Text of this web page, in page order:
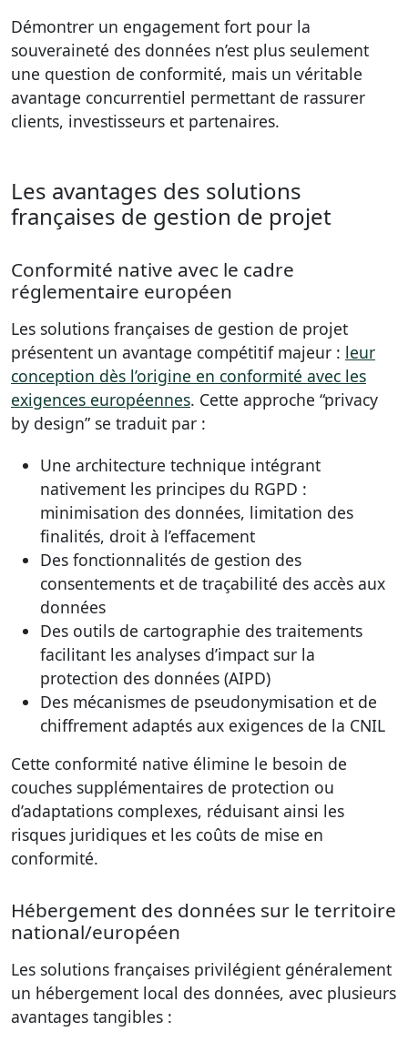
Démontrer un engagement fort pour la
souveraineté des données n’est plus seulement
une question de conformité, mais un véritable
avantage concurrentiel permettant de rassurer
clients, investisseurs et partenaires.
Les avantages des solutions
françaises de gestion de projet
Conformité native avec le cadre
réglementaire européen
Les solutions françaises de gestion de projet
présentent un avantage compétitif majeur : leur
conception dès l’origine en conformité avec les
exigences européennes. Cette approche “privacy
by design” se traduit par :
Une architecture technique intégrant
nativement les principes du RGPD :
minimisation des données, limitation des
finalités, droit à l’effacement
Des fonctionnalités de gestion des
consentements et de traçabilité des accès aux
données
Des outils de cartographie des traitements
facilitant les analyses d’impact sur la
protection des données (AIPD)
Des mécanismes de pseudonymisation et de
chiffrement adaptés aux exigences de la CNIL
Cette conformité native élimine le besoin de
couches supplémentaires de protection ou
d’adaptations complexes, réduisant ainsi les
risques juridiques et les coûts de mise en
conformité.
Hébergement des données sur le territoire
national/européen
Les solutions françaises privilégient généralement
un hébergement local des données, avec plusieurs
avantages tangibles :